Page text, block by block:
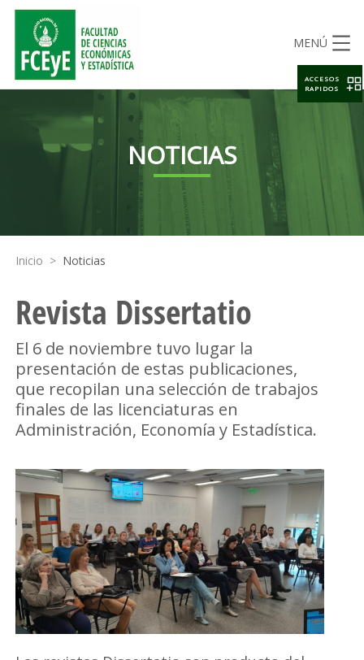
MENÚ
NOTICIAS
Inicio > Noticias
Revista Dissertatio
El 6 de noviembre tuvo lugar la
presentación de estas publicaciones,
que recopilan una selección de trabajos
finales de las licenciaturas en
Administración, Economía y Estadística.
ACCESOS
RAPIDOS